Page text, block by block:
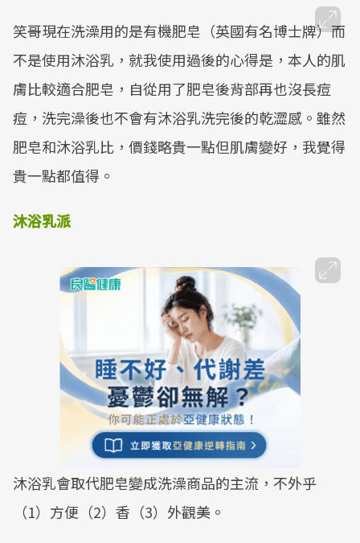
笑哥現在洗澡用的是有機肥皂（英國有名博士牌）而
不是使用沐浴乳，就我使用過後的心得是，本人的肌
膚比較適合肥皂，自從用了肥皂後背部再也沒長痘
痘，洗完澡後也不會有沐浴乳洗完後的乾澀感。雖然
肥皂和沐浴乳比，價錢略貴一點但肌膚變好，我覺得
貴一點都值得。
沐浴乳派
沐浴乳會取代肥皂變成洗澡商品的主流，不外乎
（1）方便（2）香（3）外觀美。